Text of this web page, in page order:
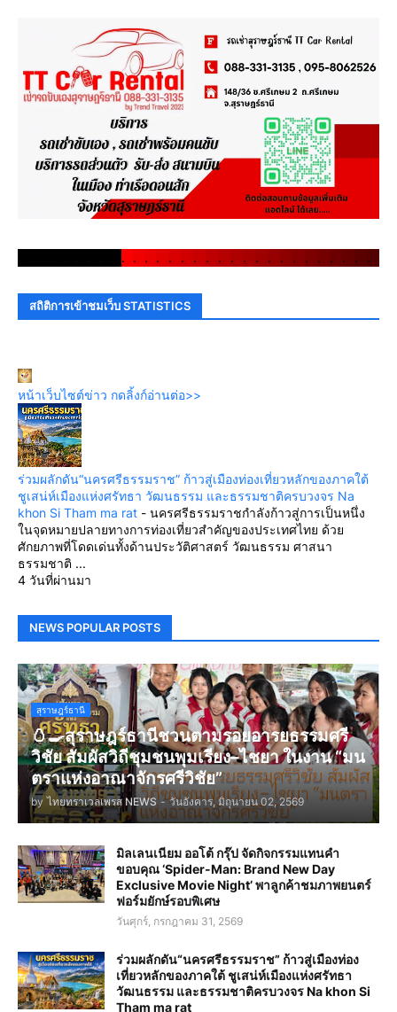
. . . . . . . . . . . . . . . . . . . . .
สถิติการเข้าชมเว็บ STATISTICS
หน้าเว็บไซต์ข่าว กดลิ้งก์อ่านต่อ>>
ร่วมผลักดัน“นครศรีธรรมราช” ก้าวสู่เมืองท่องเที่ยวหลักของภาคใต้
ชูเสน่ห์เมืองแห่งศรัทธา วัฒนธรรม และธรรมชาติครบวงจร Na
khon Si Tham ma rat - นครศรีธรรมราชกำลังก้าวสู่การเป็นหนึ่ง
ในจุดหมายปลายทางการท่องเที่ยวสำคัญของประเทศไทย ด้วย
ศักยภาพที่โดดเด่นทั้งด้านประวัติศาสตร์ วัฒนธรรม ศาสนา
ธรรมชาติ ...
4 วันที่ผ่านมา
NEWS POPULAR POSTS
สุราษฎร์ธานี
🥚🍳สุราษฎร์ธานีชวนตามรอยอารยธรรมศรี
วิชัย สัมผัสวิถีชุมชนพุมเรียง–ไชยา ในงาน “มน
ตราแห่งอาณาจักรศรีวิชัย”
by ไทยทราเวลเพรส NEWS - วันอังคาร, มิถุนายน 02, 2569
มิลเลนเนียม ออโต้ กรุ๊ป จัดกิจกรรมแทนคำ
ขอบคุณ ‘Spider-Man: Brand New Day
Exclusive Movie Night’ พาลูกค้าชมภาพยนตร์
ฟอร์มยักษ์รอบพิเศษ
วันศุกร์, กรกฎาคม 31, 2569
ร่วมผลักดัน“นครศรีธรรมราช” ก้าวสู่เมืองท่อง
เที่ยวหลักของภาคใต้ ชูเสน่ห์เมืองแห่งศรัทธา
วัฒนธรรม และธรรมชาติครบวงจร Na khon Si
Tham ma rat